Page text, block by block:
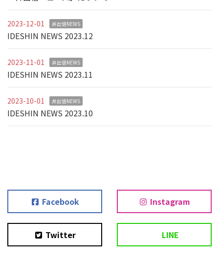
2023-12-01 井出信NEWS
IDESHIN NEWS 2023.12
2023-11-01 井出信NEWS
IDESHIN NEWS 2023.11
2023-10-01 井出信NEWS
IDESHIN NEWS 2023.10
Facebook Instagram
Twitter LINE